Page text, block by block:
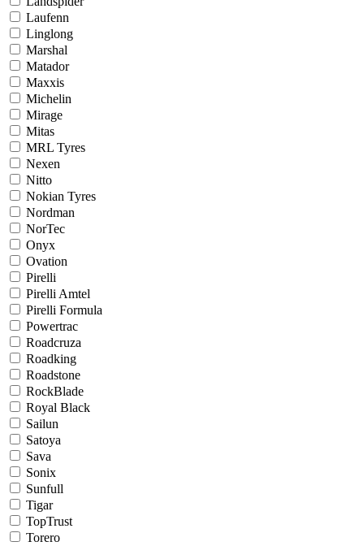
Laufenn
Linglong
Marshal
Matador
Maxxis
Michelin
Mirage
Mitas
MRL Tyres
Nexen
Nitto
Nokian Tyres
Nordman
NorTec
Onyx
Ovation
Pirelli
Pirelli Amtel
Pirelli Formula
Powertrac
Roadcruza
Roadking
Roadstone
RockBlade
Royal Black
Sailun
Satoya
Sava
Sonix
Sunfull
Tigar
TopTrust
Torero